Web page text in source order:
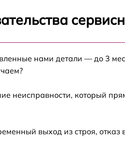
нами детали — до 3
неисправности, который
выход из строя, отказ